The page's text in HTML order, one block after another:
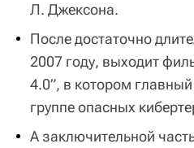
Л. Джексона.
После достаточно
2007 году, выходит
4.0”, в котором
группе опасных
А заключительной